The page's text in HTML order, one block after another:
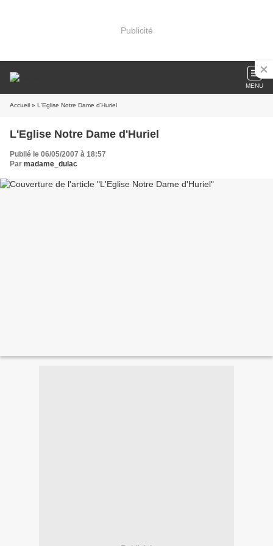
Publicité
MENU
Accueil » L'Eglise Notre Dame d'Huriel
L'Eglise Notre Dame d'Huriel
Publié le 06/05/2007 à 18:57
Par madame_dulac